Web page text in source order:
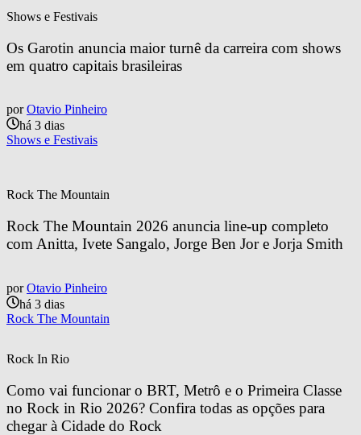
Shows e Festivais
Os Garotin anuncia maior turnê da carreira com shows
em quatro capitais brasileiras
por Otavio Pinheiro
há 3 dias
Shows e Festivais
Rock The Mountain
Rock The Mountain 2026 anuncia line-up completo
com Anitta, Ivete Sangalo, Jorge Ben Jor e Jorja Smith
por Otavio Pinheiro
há 3 dias
Rock The Mountain
Rock In Rio
Como vai funcionar o BRT, Metrô e o Primeira Classe
no Rock in Rio 2026? Confira todas as opções para
chegar à Cidade do Rock